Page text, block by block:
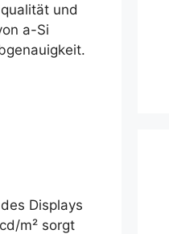
und
a-Si
Displays
m² sorgt